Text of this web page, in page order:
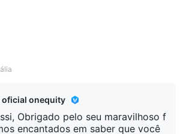
oficial onequity
f